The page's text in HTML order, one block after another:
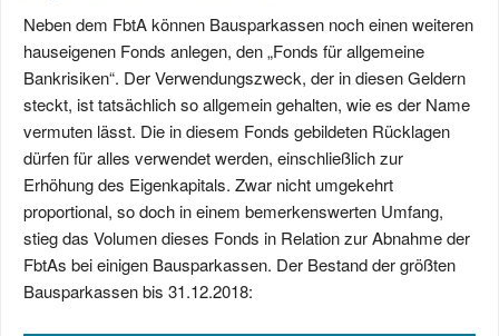
Neben dem FbtA können Bausparkassen noch einen weiteren
hauseigenen Fonds anlegen, den „Fonds für allgemeine
Bankrisiken“. Der Verwendungszweck, der in diesen Geldern
steckt, ist tatsächlich so allgemein gehalten, wie es der Name
vermuten lässt. Die in diesem Fonds gebildeten Rücklagen
dürfen für alles verwendet werden, einschließlich zur
Erhöhung des Eigenkapitals. Zwar nicht umgekehrt
proportional, so doch in einem bemerkenswerten Umfang,
stieg das Volumen dieses Fonds in Relation zur Abnahme der
FbtAs bei einigen Bausparkassen. Der Bestand der größten
Bausparkassen bis 31.12.2018: